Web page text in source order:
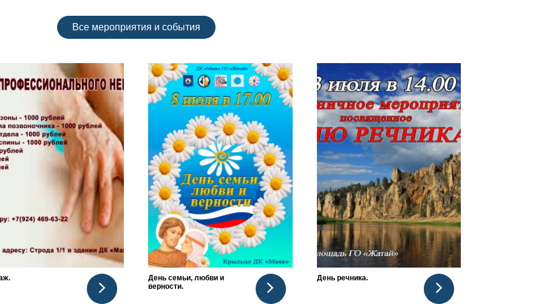
Все мероприятия и события
День семьи, любви и
верности.
День речника.